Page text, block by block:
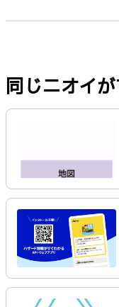
同じニオイ